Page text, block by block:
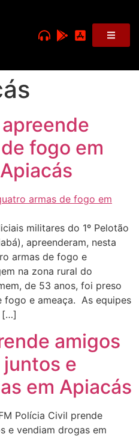
fogo em
militares do 1º Pelotão
apreenderam, nesta
armas de fogo e
na zona rural do
de 53 anos, foi preso
e ameaça. As equipes
[…]
amigos
e
em Apiacás
Polícia Civil prende
e vendiam drogas em